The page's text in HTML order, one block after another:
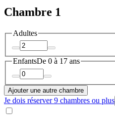
Chambre 1
Adultes
EnfantsDe 0 à 17 ans
Ajouter une autre chambre
Je dois réserver 9 chambres ou plus